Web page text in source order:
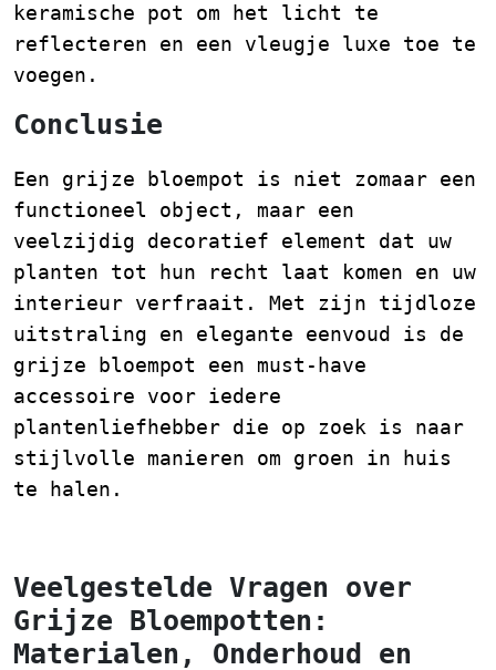
keramische pot om het licht te
reflecteren en een vleugje luxe toe te
voegen.
Conclusie
Een grijze bloempot is niet zomaar een
functioneel object, maar een
veelzijdig decoratief element dat uw
planten tot hun recht laat komen en uw
interieur verfraait. Met zijn tijdloze
uitstraling en elegante eenvoud is de
grijze bloempot een must-have
accessoire voor iedere
plantenliefhebber die op zoek is naar
stijlvolle manieren om groen in huis
te halen.
Veelgestelde Vragen over
Grijze Bloempotten:
Materialen, Onderhoud en